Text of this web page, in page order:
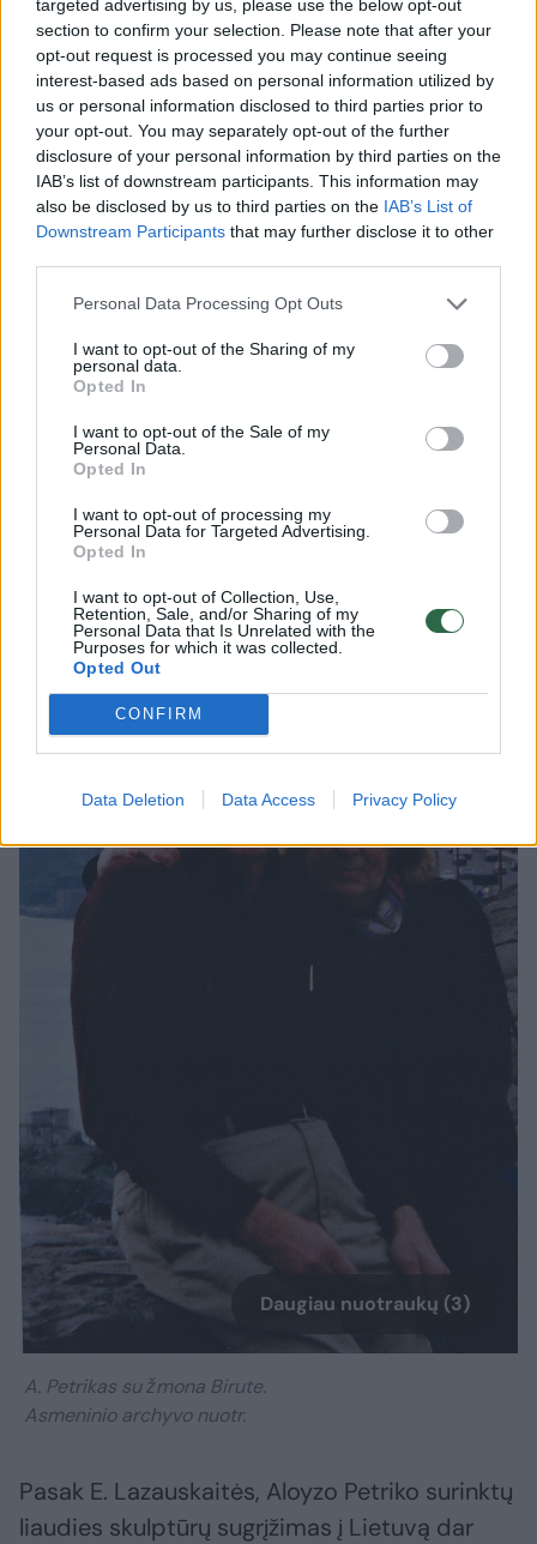
targeted advertising by us, please use the below opt-out
section to confirm your selection. Please note that after your
opt-out request is processed you may continue seeing
interest-based ads based on personal information utilized by
us or personal information disclosed to third parties prior to
your opt-out. You may separately opt-out of the further
disclosure of your personal information by third parties on the
IAB’s list of downstream participants. This information may
also be disclosed by us to third parties on the IAB’s List of
Downstream Participants that may further disclose it to other
Personal Data Processing Opt Outs
I want to opt-out of the Sharing of my
personal data.
Opted In
I want to opt-out of the Sale of my
Personal Data.
Opted In
I want to opt-out of processing my
Personal Data for Targeted Advertising.
Opted In
I want to opt-out of Collection, Use,
Retention, Sale, and/or Sharing of my
Personal Data that Is Unrelated with the
Purposes for which it was collected.
Opted Out
CONFIRM
Data Deletion Data Access Privacy Policy
būdingų koplytėlėms, koplytstulpiams;
esama skulptūrų ir su plokščiomis
nugarinėmis pusėmis, kuriose matyti vinių
ženklai, rodantys, jog jos buvo pritvirtintos
prie paminklo. Yra ir keli bareljefai. Ypač
sudomino ant lentos tapytas religinis
Elvyda Lazauskaitė.
Muziejaus kryždirbystės rinkinį papildys Švč.
Mergelės Marijos ir Jėzaus Kristaus, lietuvių
dažniausiai garbintų šv. Jono Nepomuko, šv.
Juozapo, šv. Roko, šv. Barboros ir kt. šventųjų
skulptūros. Muziejininkai džiaugiasi, kad yra
keletas retesnių siužetų skulptūrinių
kompozicijų – Šv. Pranciškaus stigmatizacija
ir Šv. Ona pati trečioji.
Daugiau nuotraukų (3)
A. Petrikas su žmona Birute.
Asmeninio archyvo nuotr.
Pasak E. Lazauskaitės, Aloyzo Petriko surinktų
liaudies skulptūrų sugrįžimas į Lietuvą dar